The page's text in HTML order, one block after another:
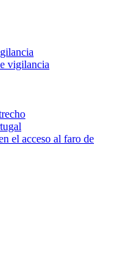
vigilancia
el acceso al faro de